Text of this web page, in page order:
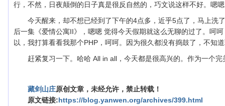
行，不然，日夜颠倒的日子真是很反自然的，巧文说这样不好。嗯
今天醒来，却不想已经到了下午的4点多，近乎5点了，马上洗
后一集《爱情公寓II》，嗯嗯 觉得今天假期就这么无聊的过了。呵
以，我打算看看我那个PHP，呵呵。因为很久都没有捣鼓了，不知
赶紧复习一下。哈哈 All in all，今天都是很高兴的。作为一个
藏剑山庄原创文章，未经允许，禁止转载！
原文链接:https://blog.yanwen.org/archives/399.html